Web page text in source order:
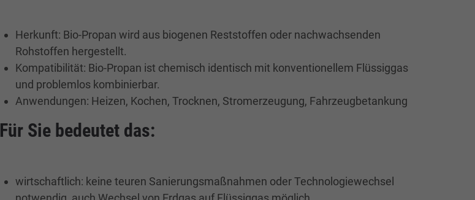
Herkunft: Bio-Propan wird aus biogenen Reststoffen oder nachwachsenden
Rohstoffen hergestellt.
Kompatibilität: Bio-Propan ist chemisch identisch mit konventionellem Flüssiggas
und problemlos kombinierbar.
Anwendungen: Heizen, Kochen, Trocknen, Stromerzeugung, Fahrzeugbetankung
Für Sie bedeutet das:
wirtschaftlich: keine teuren Sanierungsmaßnahmen oder Technologiewechsel